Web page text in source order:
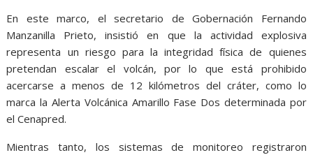
En este marco, el secretario de Gobernación Fernando
Manzanilla Prieto, insistió en que la actividad explosiva
representa un riesgo para la integridad física de quienes
pretendan escalar el volcán, por lo que está prohibido
acercarse a menos de 12 kilómetros del cráter, como lo
marca la Alerta Volcánica Amarillo Fase Dos determinada por
el Cenapred.
Mientras tanto, los sistemas de monitoreo registraron